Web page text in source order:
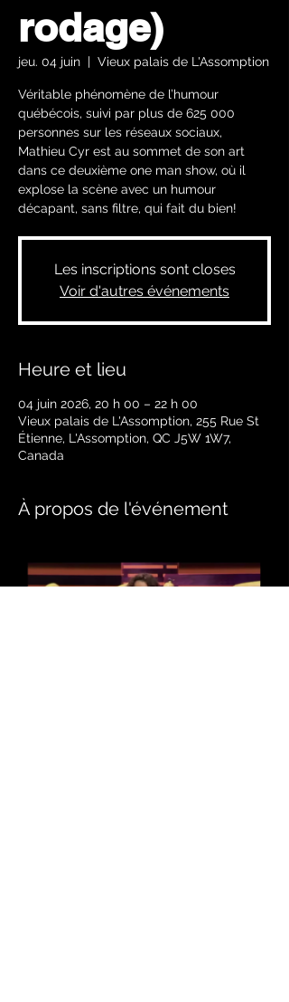
rodage)
jeu. 04 juin
  |
Vieux palais de L'Assomption
Véritable phénomène de l’humour
québécois, suivi par plus de 625 000
personnes sur les réseaux sociaux,
Mathieu Cyr est au sommet de son art
dans ce deuxième one man show, où il
explose la scène avec un humour
décapant, sans filtre, qui fait du bien!
Les inscriptions sont closes
Voir d'autres événements
Heure et lieu
04 juin 2026, 20 h 00 – 22 h 00
Vieux palais de L'Assomption, 255 Rue St
Étienne, L'Assomption, QC J5W 1W7,
Canada
À propos de l'événement